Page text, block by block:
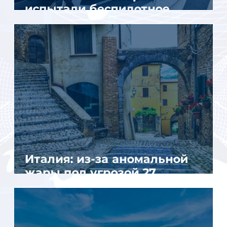
испытали беспилотное
аэротакси с пассажирами
Италия: из-за аномальной
жары под угрозой 27
крупнейших городов